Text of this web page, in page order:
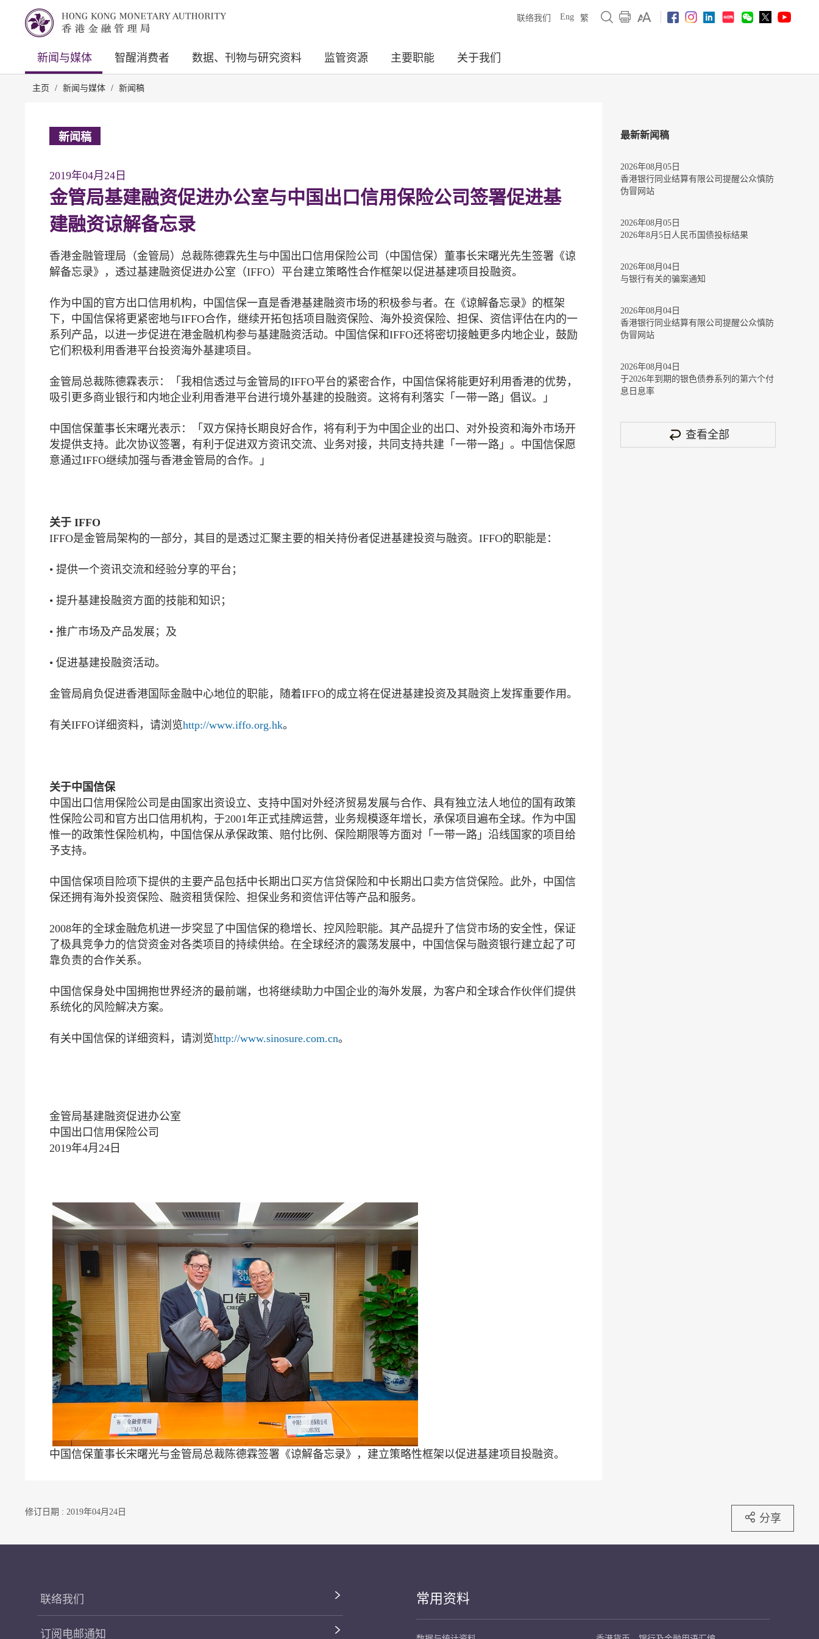
联络我们 Eng 繁
新闻与媒体 智醒消费者 数据、刊物与研究资料 监管资源 主要职能 关于我们
主页 / 新闻与媒体 / 新闻稿
新闻稿
2019年04月24日
金管局基建融资促进办公室与中国出口信用保险公司签署促进基
建融资谅解备忘录
香港金融管理局（金管局）总裁陈德霖先生与中国出口信用保险公司（中国信保）董事长宋曙光先生签署《谅
解备忘录》，透过基建融资促进办公室（IFFO）平台建立策略性合作框架以促进基建项目投融资。
作为中国的官方出口信用机构，中国信保一直是香港基建融资市场的积极参与者。在《谅解备忘录》的框架
下，中国信保将更紧密地与IFFO合作，继续开拓包括项目融资保险、海外投资保险、担保、资信评估在内的一
系列产品，以进一步促进在港金融机构参与基建融资活动。中国信保和IFFO还将密切接触更多内地企业，鼓励
它们积极利用香港平台投资海外基建项目。
金管局总裁陈德霖表示：「我相信透过与金管局的IFFO平台的紧密合作，中国信保将能更好利用香港的优势，
吸引更多商业银行和内地企业利用香港平台进行境外基建的投融资。这将有利落实「一带一路」倡议。」
中国信保董事长宋曙光表示：「双方保持长期良好合作，将有利于为中国企业的出口、对外投资和海外市场开
发提供支持。此次协议签署，有利于促进双方资讯交流、业务对接，共同支持共建「一带一路」。中国信保愿
意通过IFFO继续加强与香港金管局的合作。」
关于 IFFO
IFFO是金管局架构的一部分，其目的是透过汇聚主要的相关持份者促进基建投资与融资。IFFO的职能是：
• 提供一个资讯交流和经验分享的平台；
• 提升基建投融资方面的技能和知识；
• 推广市场及产品发展；及
• 促进基建投融资活动。
金管局肩负促进香港国际金融中心地位的职能，随着IFFO的成立将在促进基建投资及其融资上发挥重要作用。
有关IFFO详细资料，请浏览http://www.iffo.org.hk。
关于中国信保
中国出口信用保险公司是由国家出资设立、支持中国对外经济贸易发展与合作、具有独立法人地位的国有政策
性保险公司和官方出口信用机构，于2001年正式挂牌运营，业务规模逐年增长，承保项目遍布全球。作为中国
惟一的政策性保险机构，中国信保从承保政策、赔付比例、保险期限等方面对「一带一路」沿线国家的项目给
予支持。
中国信保项目险项下提供的主要产品包括中长期出口买方信贷保险和中长期出口卖方信贷保险。此外，中国信
保还拥有海外投资保险、融资租赁保险、担保业务和资信评估等产品和服务。
2008年的全球金融危机进一步突显了中国信保的稳增长、控风险职能。其产品提升了信贷市场的安全性，保证
了极具竞争力的信贷资金对各类项目的持续供给。在全球经济的震荡发展中，中国信保与融资银行建立起了可
靠负责的合作关系。
中国信保身处中国拥抱世界经济的最前端，也将继续助力中国企业的海外发展，为客户和全球合作伙伴们提供
系统化的风险解决方案。
有关中国信保的详细资料，请浏览http://www.sinosure.com.cn。
金管局基建融资促进办公室
中国出口信用保险公司
2019年4月24日
中国信保董事长宋曙光与金管局总裁陈德霖签署《谅解备忘录》，建立策略性框架以促进基建项目投融资。
最新新闻稿
2026年08月05日
香港银行同业结算有限公司提醒公众慎防
伪冒网站
2026年08月05日
2026年8月5日人民币国债投标结果
2026年08月04日
与银行有关的骗案通知
2026年08月04日
香港银行同业结算有限公司提醒公众慎防
伪冒网站
2026年08月04日
于2026年到期的银色债券系列的第六个付
息日息率
查看全部
修订日期 : 2019年04月24日 分享
联络我们
订阅电邮通知
常用资料